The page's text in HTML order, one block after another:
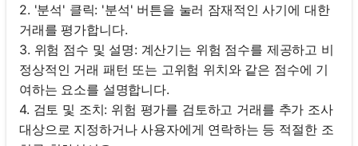
2. '분석' 클릭: '분석' 버튼을 눌러 잠재적인 사기에 대한
거래를 평가합니다.
3. 위험 점수 및 설명: 계산기는 위험 점수를 제공하고 비
정상적인 거래 패턴 또는 고위험 위치와 같은 점수에 기
여하는 요소를 설명합니다.
4. 검토 및 조치: 위험 평가를 검토하고 거래를 추가 조사
대상으로 지정하거나 사용자에게 연락하는 등 적절한 조